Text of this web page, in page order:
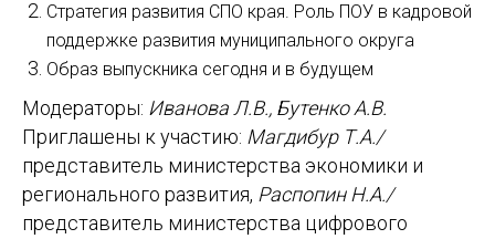
Стратегия развития СПО края. Роль ПОУ в кадровой
поддержке развития муниципального округа
Образ выпускника сегодня и в будущем
Модераторы: Иванова Л.В., Бутенко А.В.
Приглашены к участию: Магдибур Т.А./
представитель министерства экономики и
регионального развития, Распопин Н.А./
представитель министерства цифрового